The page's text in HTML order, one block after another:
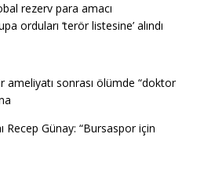
rezerv para amacı
orduları ‘terör listesine’ alındı
ameliyatı sonrası ölümde “doktor
Recep Günay: “Bursaspor için